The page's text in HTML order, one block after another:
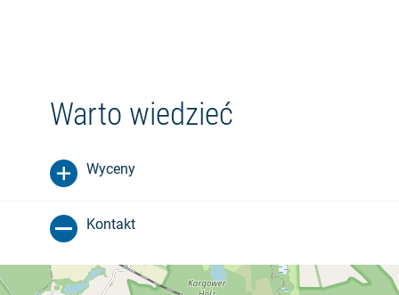
Warto wiedzieć
Wyceny
Kontakt